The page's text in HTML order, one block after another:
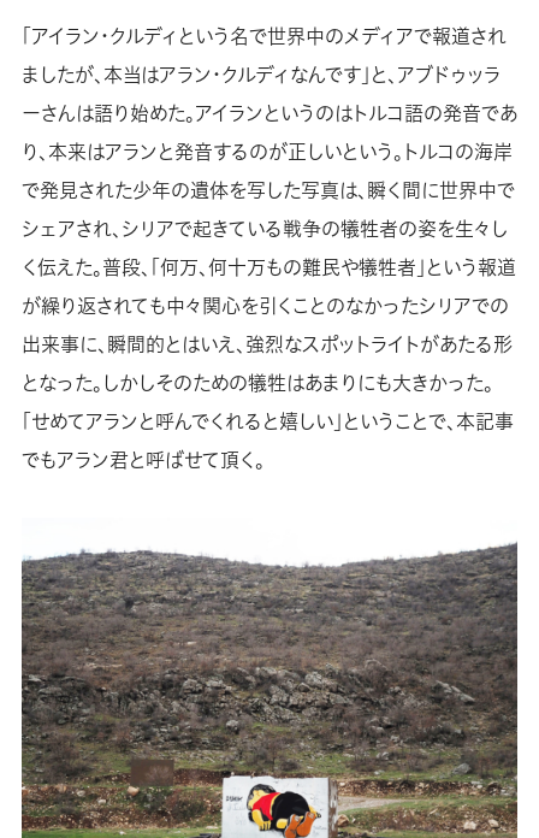
「アイラン・クルディという名で世界中のメディアで報道され
ましたが、本当はアラン・クルディなんです」と、アブドゥッラ
ーさんは語り始めた。アイランというのはトルコ語の発音であ
り、本来はアランと発音するのが正しいという。トルコの海岸
で発見された少年の遺体を写した写真は、瞬く間に世界中で
シェアされ、シリアで起きている戦争の犠牲者の姿を生々し
く伝えた。普段、「何万、何十万もの難民や犠牲者」という報道
が繰り返されても中々関心を引くことのなかったシリアでの
出来事に、瞬間的とはいえ、強烈なスポットライトがあたる形
となった。しかしそのための犠牲はあまりにも大きかった。
「せめてアランと呼んでくれると嬉しい」ということで、本記事
でもアラン君と呼ばせて頂く。